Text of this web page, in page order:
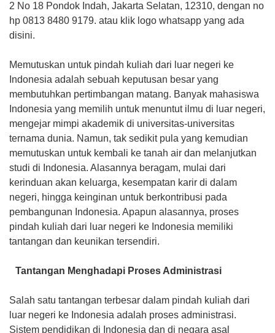
2 No 18 Pondok Indah, Jakarta Selatan, 12310, dengan no
hp 0813 8480 9179. atau klik logo whatsapp yang ada
disini.
Memutuskan untuk pindah kuliah dari luar negeri ke
Indonesia adalah sebuah keputusan besar yang
membutuhkan pertimbangan matang. Banyak mahasiswa
Indonesia yang memilih untuk menuntut ilmu di luar negeri,
mengejar mimpi akademik di universitas-universitas
ternama dunia. Namun, tak sedikit pula yang kemudian
memutuskan untuk kembali ke tanah air dan melanjutkan
studi di Indonesia. Alasannya beragam, mulai dari
kerinduan akan keluarga, kesempatan karir di dalam
negeri, hingga keinginan untuk berkontribusi pada
pembangunan Indonesia. Apapun alasannya, proses
pindah kuliah dari luar negeri ke Indonesia memiliki
tantangan dan keunikan tersendiri.
Tantangan Menghadapi Proses Administrasi
Salah satu tantangan terbesar dalam pindah kuliah dari
luar negeri ke Indonesia adalah proses administrasi.
Sistem pendidikan di Indonesia dan di negara asal